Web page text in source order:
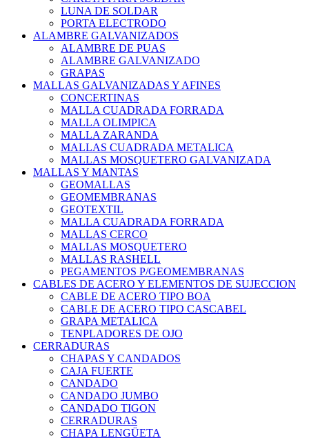
LUNA DE SOLDAR
PORTA ELECTRODO
ALAMBRE GALVANIZADOS
ALAMBRE DE PUAS
ALAMBRE GALVANIZADO
GRAPAS
MALLAS GALVANIZADAS Y AFINES
CONCERTINAS
MALLA CUADRADA FORRADA
MALLA OLIMPICA
MALLA ZARANDA
MALLAS CUADRADA METALICA
MALLAS MOSQUETERO GALVANIZADA
MALLAS Y MANTAS
GEOMALLAS
GEOMEMBRANAS
GEOTEXTIL
MALLA CUADRADA FORRADA
MALLAS CERCO
MALLAS MOSQUETERO
MALLAS RASHELL
PEGAMENTOS P/GEOMEMBRANAS
CABLES DE ACERO Y ELEMENTOS DE SUJECCION
CABLE DE ACERO TIPO BOA
CABLE DE ACERO TIPO CASCABEL
GRAPA METALICA
TENPLADORES DE OJO
CERRADURAS
CHAPAS Y CANDADOS
CAJA FUERTE
CANDADO
CANDADO JUMBO
CANDADO TIGON
CERRADURAS
CHAPA LENGÜETA